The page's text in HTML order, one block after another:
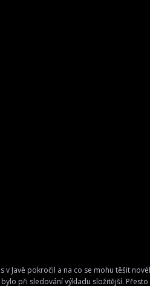
Javě pokročil a na co se mohu těšit
při sledování výkladu složitější.